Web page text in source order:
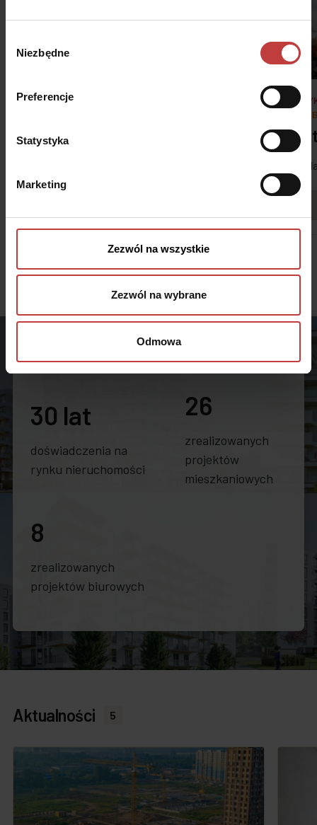
zgody
Niezbędne
Preferencje
Statystyka
Marketing
Zezwól na wszystkie
Zezwól na wybrane
Odmowa
#DNI OTWARTE 7-8 SIERPNIA
ul. Stalowa 43/45, Warszawa-Praga
ul.
30 lat
doświadczenia na
rynku nieruchomości
26
zrealizowanych
projektów
mieszkaniowych
8
zrealizowanych
projektów biurowych
Aktualności 5